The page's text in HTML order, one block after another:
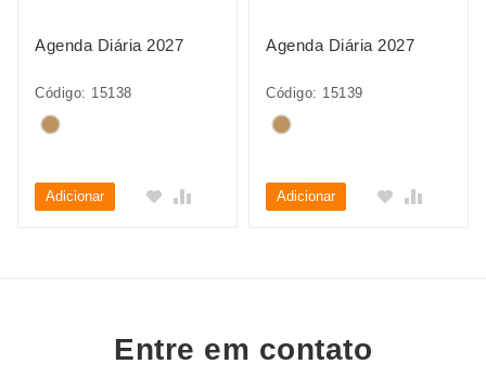
Agenda Diária 2027
Código: 15138
Adicionar
Agenda Diária 2027
Código: 15139
Adicionar
Entre em contato